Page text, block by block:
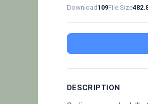
Download 109File Size
DESCRIPTION